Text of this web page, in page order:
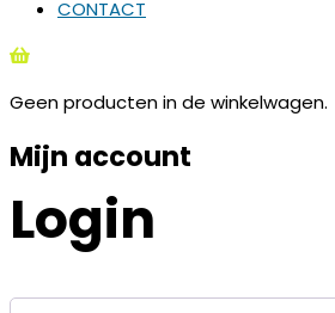
CONTACT
Geen producten in de winkelwagen.
Mijn account
Login